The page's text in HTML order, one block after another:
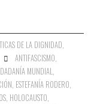
DE LA DIGNIDAD
ANTIFASCISMO
MUNDIAL
ESTEFANÍA RODERO
HOLOCAUSTO